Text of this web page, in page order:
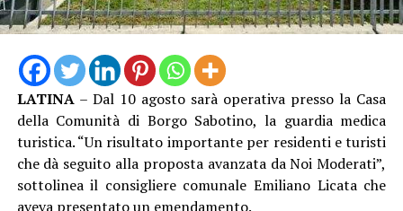
LATINA– Dal 10 agosto sarà operativa presso la Casa
della Comunità di Borgo Sabotino, la guardia medica
turistica. “Un risultato importante per residenti e turisti
che dà seguito alla proposta avanzata da Noi Moderati”,
sottolinea il consigliere comunale Emiliano Licata che
aveva presentato un emendamento.